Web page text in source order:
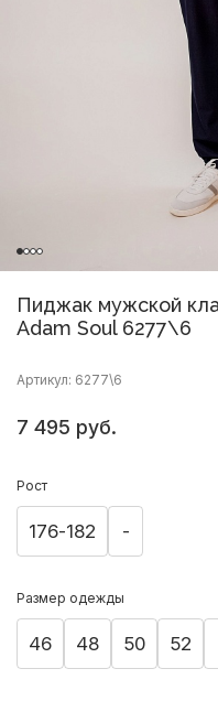
Пиджак мужской
Adam Soul 6277\6
Артикул: 6277\6
7 495 руб.
Рост
176-182 -
Размер одежды
46 48 50 52